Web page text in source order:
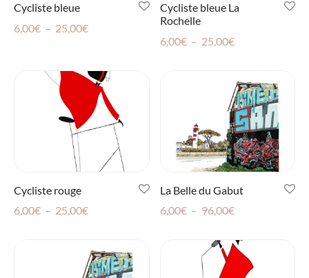
Cycliste bleue
6,00€ – 25,00€Plage
6,00€
25,00€
Cycliste bleue La
Rochelle
6,00€ – 25,00€Plage
6,00€
à
25,00€
Cycliste rouge
6,00€ – 25,00€Plage
6,00€
La Belle du Gabut
6,00€ – 96,00€Plage
prix :
6,00€